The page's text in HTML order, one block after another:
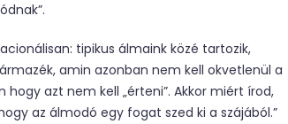
tipikus álmaink közé tartozik,
amin azonban nem kell okvetlenül a
azt nem kell „érteni”. Akkor miért írod,
az álmodó egy fogat szed ki a szájából.”